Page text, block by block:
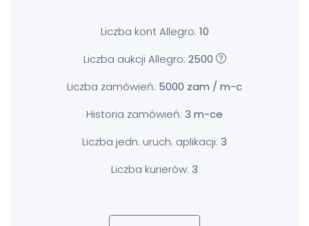
Liczba kont Allegro: 10
Liczba aukcji Allegro: 2500
Liczba zamówień: 5000 zam / m-c
Historia zamówień: 3 m-ce
Liczba jedn. uruch. aplikacji: 3
Liczba kurierów: 3